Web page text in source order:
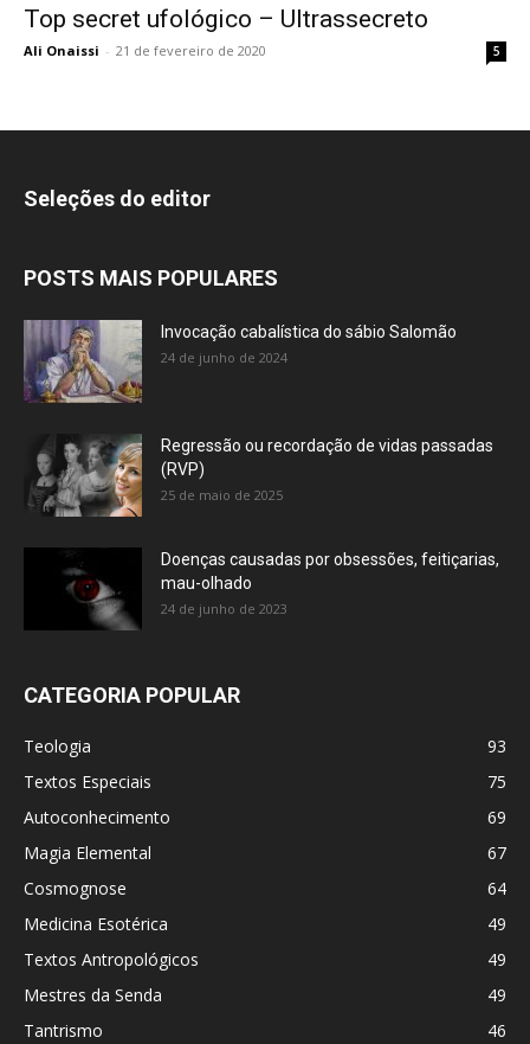
Top secret ufológico – Ultrassecreto
Ali Onaissi - 21 de fevereiro de 2020 5
Seleções do editor
POSTS MAIS POPULARES
Invocação cabalística do sábio Salomão
24 de junho de 2024
Regressão ou recordação de vidas passadas
(RVP)
25 de maio de 2025
Doenças causadas por obsessões, feitiçarias,
mau-olhado
24 de junho de 2023
CATEGORIA POPULAR
Teologia
93
Textos Especiais
75
Autoconhecimento
69
Magia Elemental
67
Cosmognose
64
Medicina Esotérica
49
Textos Antropológicos
49
Mestres da Senda
49
Tantrismo
46